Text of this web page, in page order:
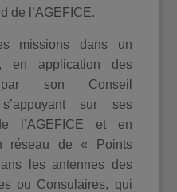
de l’AGEFICE.
missions dans un
en application des
son Conseil
sur ses
l’AGEFICE et en
réseau de « Points
les antennes des
ou Consulaires, qui